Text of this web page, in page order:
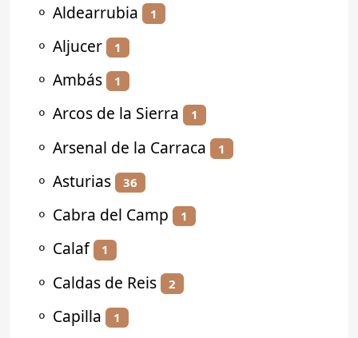
⚬ Aldearrubia 1
⚬ Aljucer 1
⚬ Ambás 1
⚬ Arcos de la Sierra 1
⚬ Arsenal de la Carraca 1
⚬ Asturias 36
⚬ Cabra del Camp 1
⚬ Calaf 1
⚬ Caldas de Reis 2
⚬ Capilla 1